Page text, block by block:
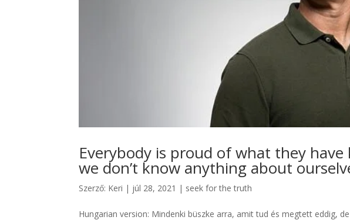
Everybody is proud of what they
we don’t know anything about
Szerző: Keri | júl 28, 2021 | seek for the truth
Hungarian version: Mindenki büszke arra, amit tud és megtett eddig,